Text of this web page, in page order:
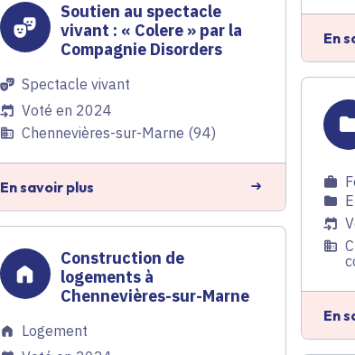
En
Soutien au spectacle
vivant : « Colere » par la
Compagnie Disorders
Spectacle vivant
Voté en 2024
Chennevières-sur-Marne (94)
En savoir plus
En
Construction de
logements à
Chennevières-sur-Marne
Logement